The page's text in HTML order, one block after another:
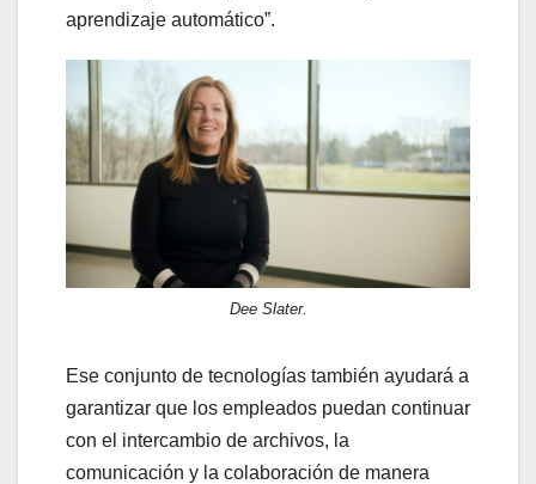
aprendizaje automático”.
Dee Slater.
Ese conjunto de tecnologías también ayudará a
garantizar que los empleados puedan continuar
con el intercambio de archivos, la
comunicación y la colaboración de manera